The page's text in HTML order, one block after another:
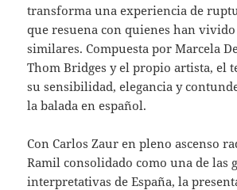
transforma una experiencia de
que resuena con quienes han
similares. Compuesta por Marcela
Thom Bridges y el propio artista, el
su sensibilidad, elegancia y
la balada en español.
Con Carlos Zaur en pleno ascenso
Ramil consolidado como una de las
interpretativas de España, la